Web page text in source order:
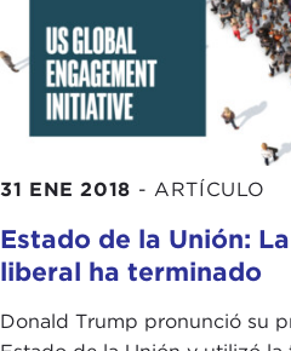
31 ENE 2018 - ARTÍCULO
Estado de la Unión:
liberal ha terminado
Donald Trump pronunció su